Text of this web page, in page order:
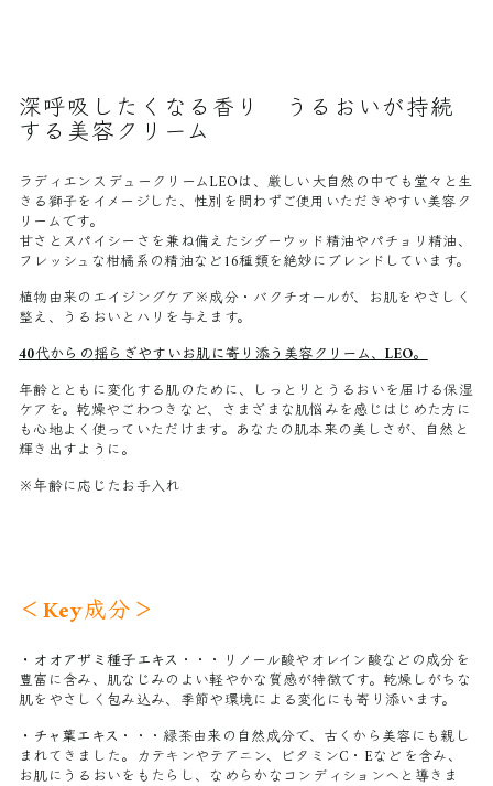
深呼吸したくなる香り うるおいが持続
する美容クリーム
ラディエンスデュークリームLEOは、厳しい大自然の中でも堂々と生
きる獅子をイメージした、性別を問わずご使用いただきやすい美容ク
リームです。
甘さとスパイシーさを兼ね備えたシダーウッド精油やパチョリ精油、
フレッシュな柑橘系の精油など16種類を絶妙にブレンドしています。
植物由来のエイジングケア※成分・バクチオールが、お肌をやさしく
整え、うるおいとハリを与えます。
40代からの揺らぎやすいお肌に寄り添う美容クリーム、LEO。
年齢とともに変化する肌のために、しっとりとうるおいを届ける保湿
ケアを。乾燥やごわつきなど、さまざまな肌悩みを感じはじめた方に
も心地よく使っていただけます。あなたの肌本来の美しさが、自然と
輝き出すように。
※年齢に応じたお手入れ
＜Key成分＞
・オオアザミ種子エキス ・・・ リノール酸やオレイン酸などの成分を
豊富に含み、肌なじみのよい軽やかな質感が特徴です。乾燥しがちな
肌をやさしく包み込み、季節や環境による変化にも寄り添います。
・チャ葉エキス ・・・緑茶由来の自然成分で、古くから美容にも親し
まれてきました。 カテキンやテアニン、ビタミンC・Eなどを含み、
お肌にうるおいをもたらし、なめらかなコンディションへと導きま